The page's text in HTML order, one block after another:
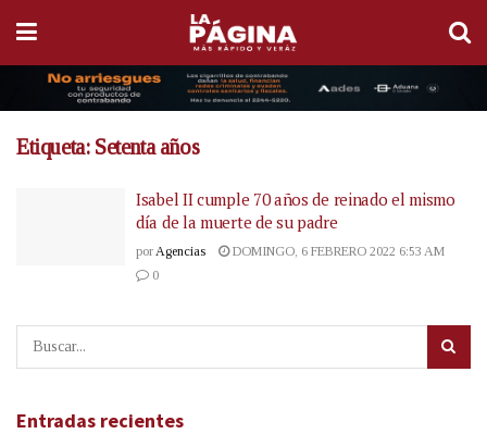
Etiqueta: Setenta años
Isabel II cumple 70 años de reinado el mismo
día de la muerte de su padre
por Agencias
DOMINGO, 6 FEBRERO 2022 6:53 AM
0
Entradas recientes